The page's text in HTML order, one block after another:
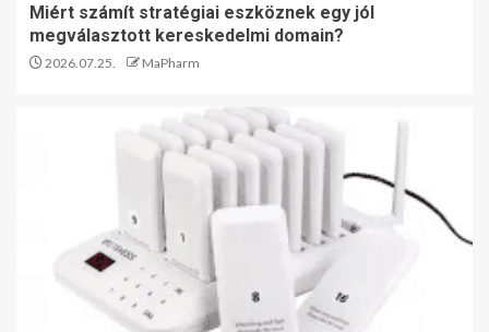
Miért számít stratégiai eszköznek egy jól
megválasztott kereskedelmi domain?
2026.07.25. MaPharm